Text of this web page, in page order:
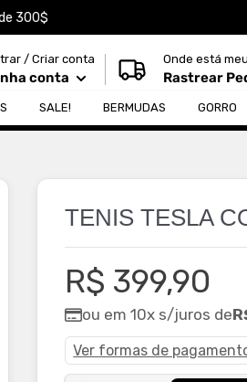
300$
/ Criar conta
conta
Onde está
Rastrear
SALE! BERMUDAS GORRO
TENIS TESLA
Preço
R$ 399,90
ou em 10x s/juros de
Ver formas de